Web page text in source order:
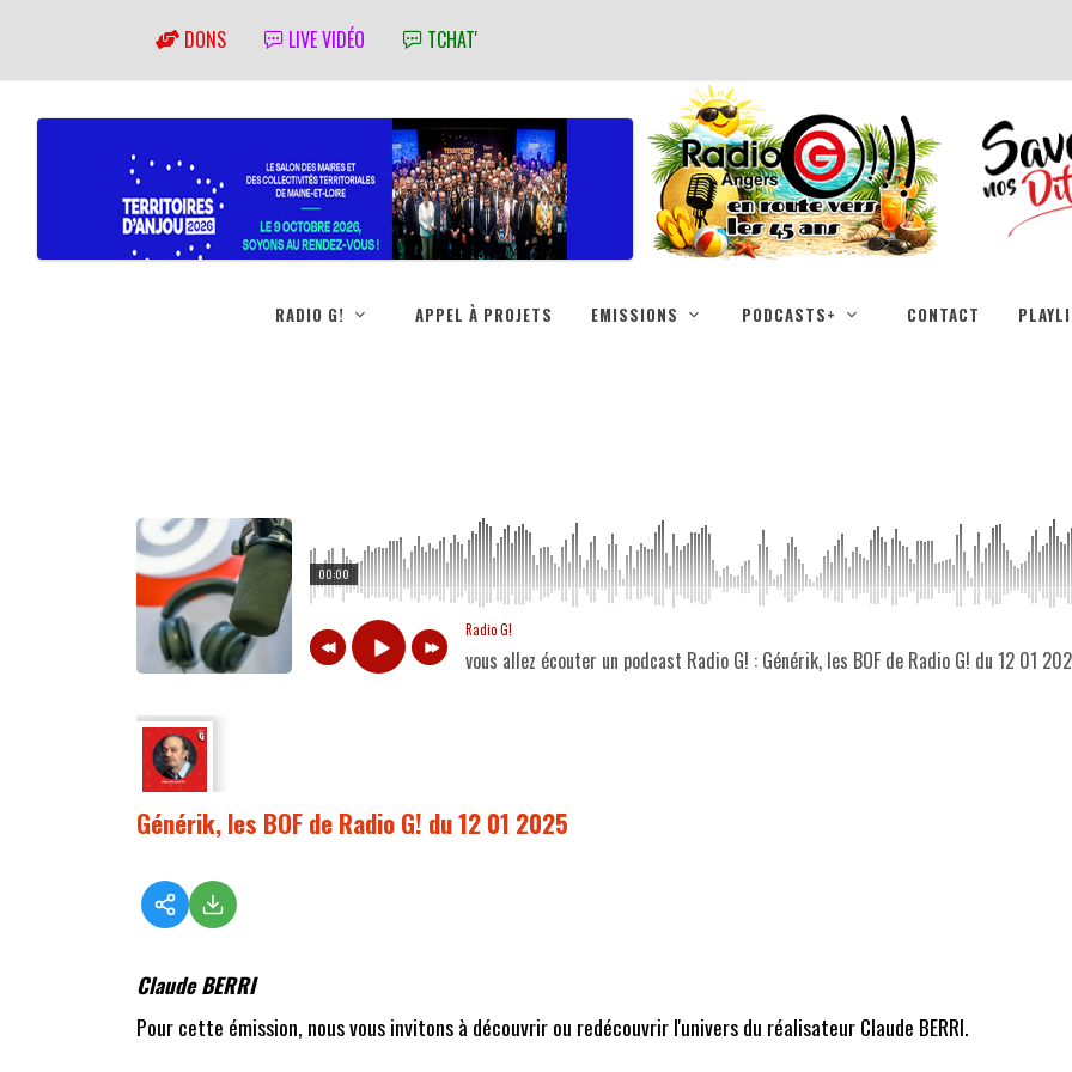
DONS LIVE VIDÉO TCHAT'
RADIO G! APPEL À PROJETS EMISSIONS PODCASTS+ CONTACT
00:00
Radio G!
vous allez écouter un podcast Radio G! : Générik, les BOF de Radio G! du 12 01
Générik, les BOF de Radio G! du 12 01 2025
Claude BERRI
Pour cette émission, nous vous invitons à découvrir ou redécouvrir l'univers du réalisateur Claude BERRI.